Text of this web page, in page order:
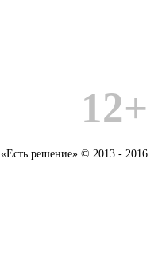
12+
«Есть решение» © 2013 - 2016